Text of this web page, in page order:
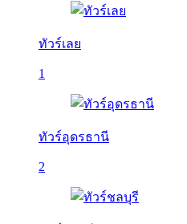
ทัวร์เลย
1
ทัวร์อุดรธานี
2